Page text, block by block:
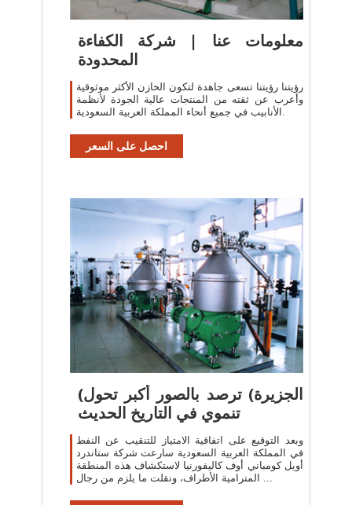
معلومات عنا | شركة الكفاءة
المحدودة
رؤيتنا رؤيتنا تسعى جاهدة لتكون الخازن الأكثر موثوقية
وأعرب عن ثقته من المنتجات عالية الجودة لأنظمة
الأنابيب في جميع أنحاء المملكة العربية السعودية.
احصل على السعر
(الجزيرة) ترصد بالصور أكبر تحول
تنموي في التاريخ الحديث
وبعد التوقيع على اتفاقية الامتياز للتنقيب عن النفط
في المملكة العربية السعودية سارعت شركة ستاندرد
أويل كومباني أوف كاليفورنيا لاستكشاف هذه المنطقة
المترامية الأطراف، ونقلت ما يلزم من رجال ...